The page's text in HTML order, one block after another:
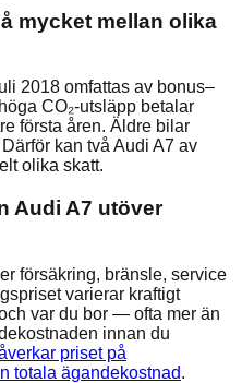
mycket mellan olika
2018 omfattas av bonus–
CO₂-utsläpp betalar
första åren. Äldre bilar
kan två Audi A7 av
olika skatt.
Audi A7 utöver
försäkring, bränsle, service
varierar kraftigt
var du bor — ofta mer än
innan du
priset på
totala ägandekostnad.